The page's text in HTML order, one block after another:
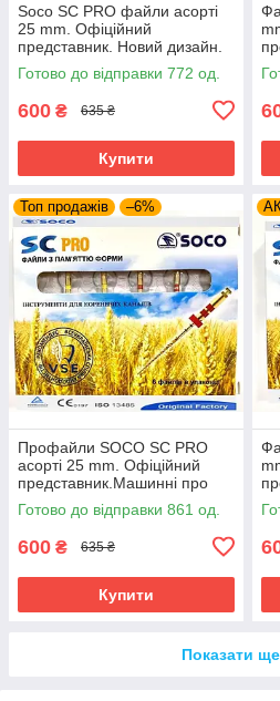
Soco SC PRO файли асорті
25 mm. Офіційний
представник. Новий дизайн.
Усі розміри.Про файли соко
coxo профалы
Готово до відправки 772 од.
600 ₴ 635 ₴
Купити
Топ продажів –6%
Профайли SOCO SC PRO
асорті 25 mm. Офіційний
представник.Машинні про
файли соко, файли coxo
Готово до відправки 861 од.
600 ₴ 635 ₴
Купити
Показати ще